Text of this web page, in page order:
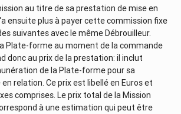
au titre de sa prestation de mise en
ensuite plus à payer cette commission fixe
suivantes avec le même Débrouilleur.
Plate-forme au moment de la commande
donc au prix de la prestation: il inclut
de la Plate-forme pour sa
relation. Ce prix est libellé en Euros et
comprises. Le prix total de la Mission
à une estimation qui peut être